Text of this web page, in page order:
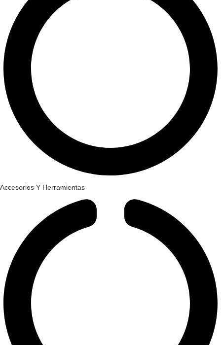
Accesorios Y Herramientas